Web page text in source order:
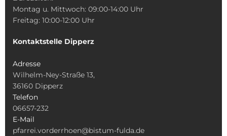
Montag u. Mittwoch: 09:00-14:00 Uhr
Freitag: 10:00-12:00 Uhr
Kontaktstelle Dipperz
Adresse
Wilhelm-Ney-Straße 13,
36160 Dipperz
Telefon
06657-232
E-Mail
pfarrei.vorderrhoen@bistum-fulda.de